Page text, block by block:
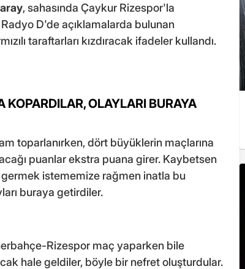
, sahasında Çaykur Rizespor'la
D'de açıklamalarda bulunan
taraftarları kızdıracak ifadeler kullandı.
OLAYLARI BURAYA
toparlanırken, dört büyüklerin maçlarına
puanlar ekstra puana girer. Kaybetsen
istememize rağmen inatla bu
buraya getirdiler.
Rizespor maç yaparken bile
hale geldiler, böyle bir nefret oluşturdular.